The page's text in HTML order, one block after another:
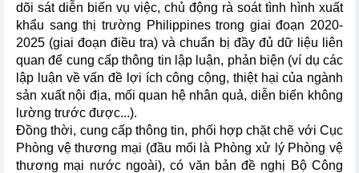
dõi sát diễn biến vụ việc, chủ động rà soát tình hình xuất
khẩu sang thị trường Philippines trong giai đoạn 2020-
2025 (giai đoạn điều tra) và chuẩn bị đầy đủ dữ liệu liên
quan để cung cấp thông tin lập luận, phản biện (ví dụ các
lập luận về vấn đề lợi ích công cộng, thiệt hại của ngành
sản xuất nội địa, mối quan hệ nhân quả, diễn biến không
lường trước được...).
Đồng thời, cung cấp thông tin, phối hợp chặt chẽ với Cục
Phòng vệ thương mại (đầu mối là Phòng xử lý Phòng vệ
thương mại nước ngoài), có văn bản đề nghị Bộ Công